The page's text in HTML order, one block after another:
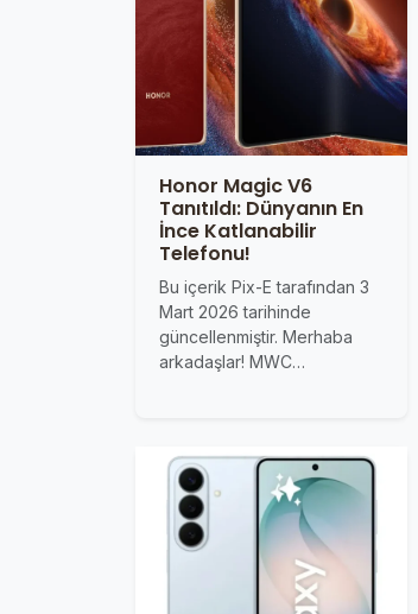
Honor Magic V6
Tanıtıldı: Dünyanın En
İnce Katlanabilir
Telefonu!
Bu içerik Pix-E tarafından 3
Mart 2026 tarihinde
güncellenmiştir. Merhaba
arkadaşlar! MWC…